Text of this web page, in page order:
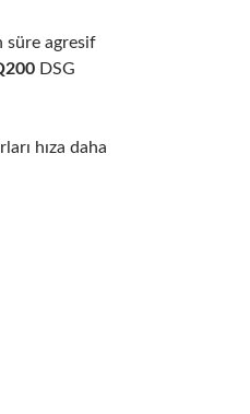
süre agresif
DSG
hıza daha